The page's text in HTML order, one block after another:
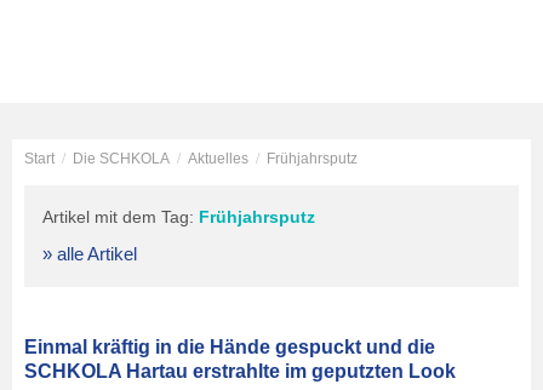
Start / Die SCHKOLA / Aktuelles / Frühjahrsputz
Artikel mit dem Tag: Frühjahrsputz
» alle Artikel
Einmal kräftig in die Hände gespuckt und die
SCHKOLA Hartau erstrahlte im geputzten Look